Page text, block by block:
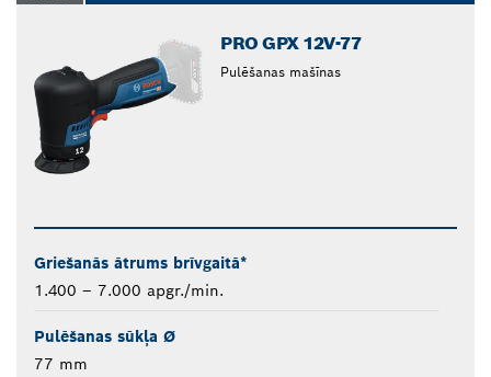
PRO GPX 12V-77
Pulēšanas mašīnas
Griešanās ātrums brīvgaitā*
1.400 – 7.000 apgr./min.
Pulēšanas sūkļa Ø
77 mm